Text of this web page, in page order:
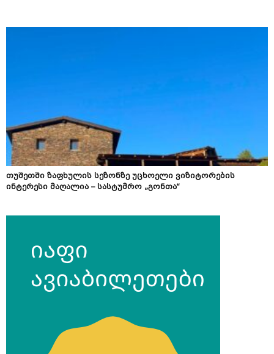
თუშეთში ზაფხულის სეზონზე უცხოელი ვიზიტორების
ინტერესი მაღალია – სასტუმრო „გონთა“